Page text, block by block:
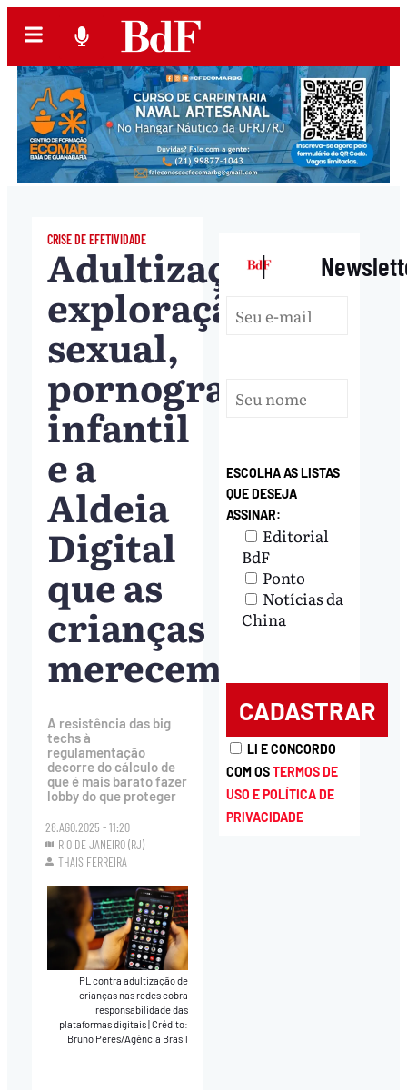
CRISE DE EFETIVIDADE
Adultização,
exploração
sexual,
pornografia
infantil
e a
Aldeia
Digital
que as
crianças
merecem
A resistência das big
techs à
regulamentação
decorre do cálculo de
que é mais barato fazer
lobby do que proteger
28.AGO.2025 - 11:20
RIO DE JANEIRO (RJ)
THAIS FERREIRA
PL contra adultização de
crianças nas redes cobra
responsabilidade das
plataformas digitais Crédito:
Bruno Peres/Agência Brasil
|
ESCOLHA AS LISTAS
QUE DESEJA
ASSINAR:
Editorial
BdF
Ponto
Notícias da
China
LI E CONCORDO
COM OSTERMOS DE
USO E POLÍTICA DE
PRIVACIDADE